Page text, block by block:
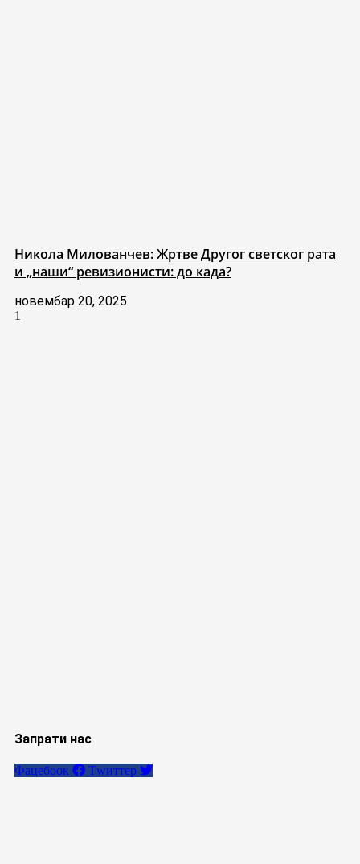
Никола Милованчев: Жртве Другог светског рата
и „наши“ ревизионисти: до када?
новембар 20, 2025
Запрати нас
Фацебоок Тwиттер